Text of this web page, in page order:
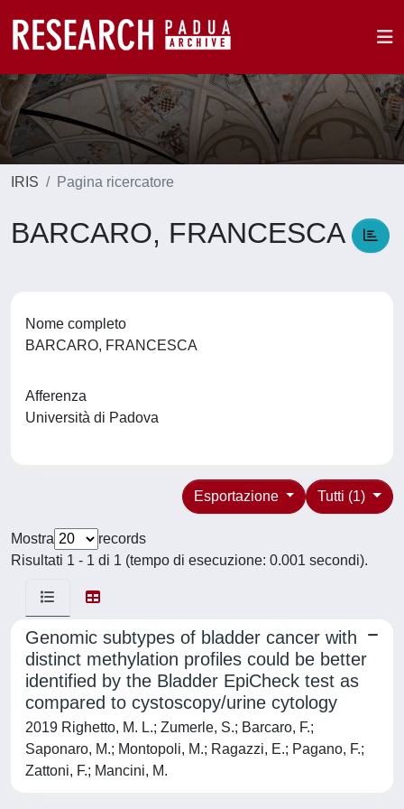
IRIS Pagina ricercatore
BARCARO, FRANCESCA
Nome completo
BARCARO, FRANCESCA
Afferenza
Università di Padova
Tutti (1)
Esportazione
Mostra
records
Risultati 1 - 1 di 1 (tempo di esecuzione: 0.001 secondi).
Genomic subtypes of bladder cancer with
distinct methylation profiles could be better
identified by the Bladder EpiCheck test as
compared to cystoscopy/urine cytology
2019 Righetto, M. L.; Zumerle, S.; Barcaro, F.;
Saponaro, M.; Montopoli, M.; Ragazzi, E.; Pagano, F.;
Zattoni, F.; Mancini, M.